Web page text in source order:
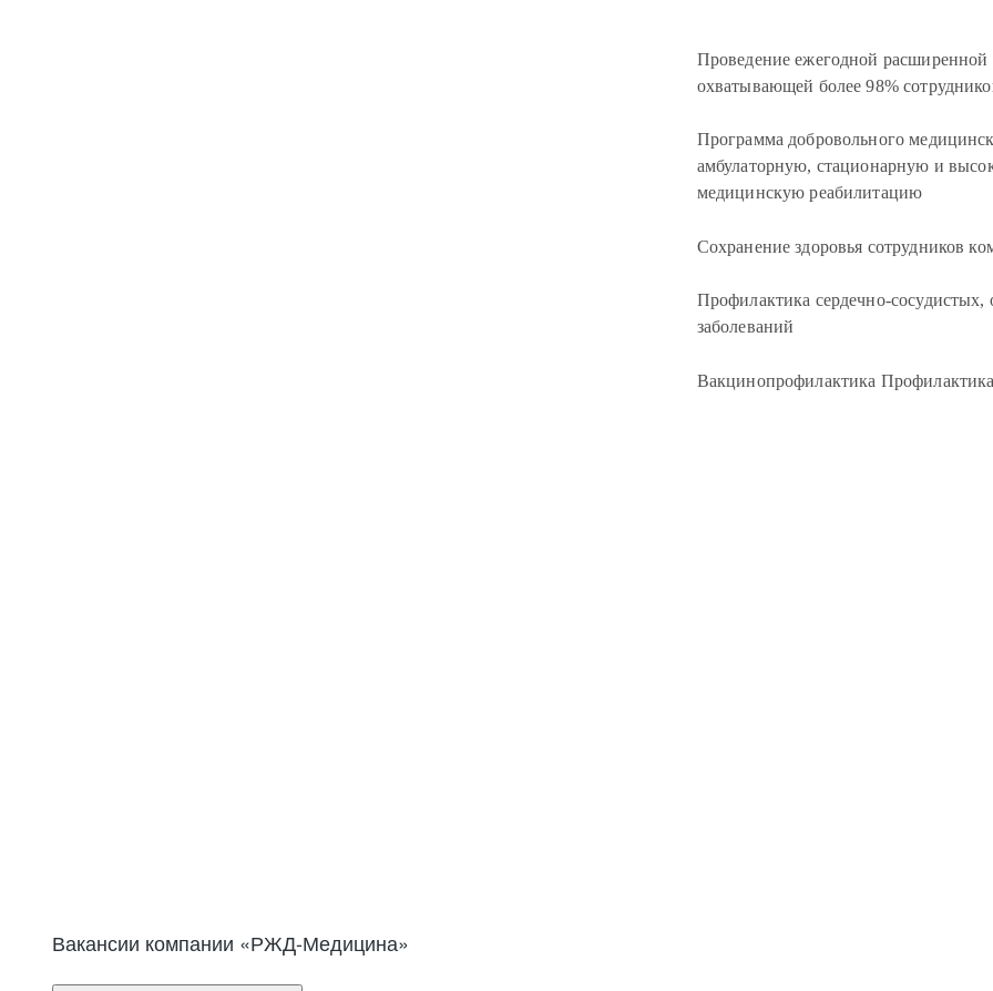
Проведение ежегодной
охватывающей более 98%
Программа добровольного
амбулаторную, стационарную и
медицинскую реабилитацию
Сохранение здоровья сотрудников
Профилактика сердечно-
заболеваний
Вакцинопрофилактика
Вакансии компании «РЖД-Медицина»